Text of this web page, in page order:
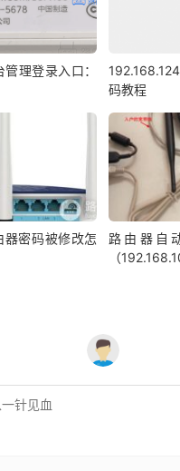
理登录入口：
码教程
器密码被修改怎
路由器自
（